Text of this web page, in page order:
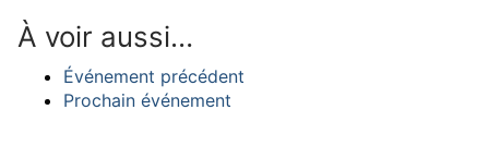
À voir aussi…
Événement précédent
Prochain événement